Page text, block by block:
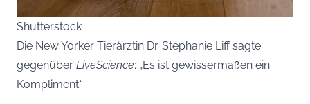
Shutterstock
Die New Yorker Tierärztin Dr. Stephanie Liff sagte
gegenüber LiveScience: „Es ist gewissermaßen ein
Kompliment.“